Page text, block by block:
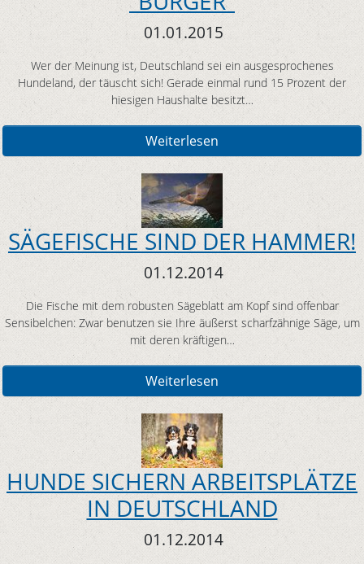
01.01.2015
Wer der Meinung ist, Deutschland sei ein ausgesprochenes
Hundeland, der täuscht sich! Gerade einmal rund 15 Prozent der
hiesigen Haushalte besitzt…
Weiterlesen
SÄGEFISCHE SIND DER HAMMER!
01.12.2014
Die Fische mit dem robusten Sägeblatt am Kopf sind offenbar
Sensibelchen: Zwar benutzen sie Ihre äußerst scharfzähnige Säge, um
mit deren kräftigen…
Weiterlesen
HUNDE SICHERN ARBEITSPLÄTZE
IN DEUTSCHLAND
01.12.2014